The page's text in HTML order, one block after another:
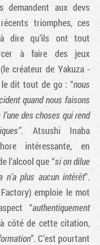
demandent aux devs
triomphes, ces
à dire qu’ils ont tout
à faire des jeux
créateur de Yakuza -
dit tout de go : “nous
quand nous faisons
des choses qui rend
Atsushi Inaba
intéressante, en
l’alcool que “si on dilue
plus aucun intérêt”.
emploie le mot
“authentiquement
côté de cette citation,
”. C’est pourtant